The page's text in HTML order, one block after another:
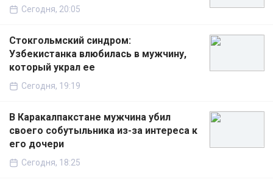
Сегодня, 20:05
Стокгольмский синдром:
Узбекистанка влюбилась в мужчину,
который украл ее
Сегодня, 19:19
В Каракалпакстане мужчина убил
своего собутыльника из-за интереса к
его дочери
Сегодня, 18:25